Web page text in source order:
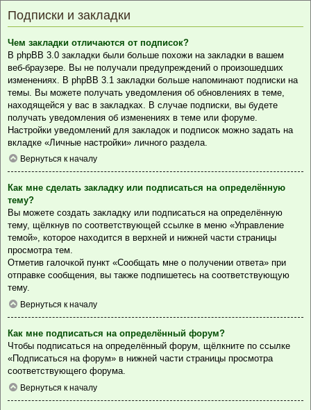
Подписки и закладки
Чем закладки отличаются от подписок?
В phpBB 3.0 закладки были больше похожи на закладки в вашем
веб-браузере. Вы не получали предупреждений о произошедших
изменениях. В phpBB 3.1 закладки больше напоминают подписки на
темы. Вы можете получать уведомления об обновлениях в теме,
находящейся у вас в закладках. В случае подписки, вы будете
получать уведомления об изменениях в теме или форуме.
Настройки уведомлений для закладок и подписок можно задать на
вкладке «Личные настройки» личного раздела.
Вернуться к началу
Как мне сделать закладку или подписаться на определённую
тему?
Вы можете создать закладку или подписаться на определённую
тему, щёлкнув по соответствующей ссылке в меню «Управление
темой», которое находится в верхней и нижней части страницы
просмотра тем.
Отметив галочкой пункт «Сообщать мне о получении ответа» при
отправке сообщения, вы также подпишетесь на соответствующую
тему.
Вернуться к началу
Как мне подписаться на определённый форум?
Чтобы подписаться на определённый форум, щёлкните по ссылке
«Подписаться на форум» в нижней части страницы просмотра
соответствующего форума.
Вернуться к началу